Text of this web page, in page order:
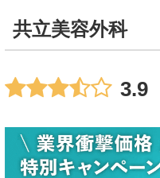
共立美容外科
3.9